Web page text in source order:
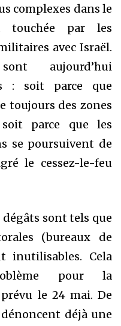
complexes dans le
touchée par les
avec Israël.
aujourd’hui
: soit parce que
toujours des zones
soit parce que les
se poursuivent de
le cessez-le-feu
dégâts sont tels que
(bureaux de
inutilisables. Cela
pour la
le 24 mai. De
déjà une